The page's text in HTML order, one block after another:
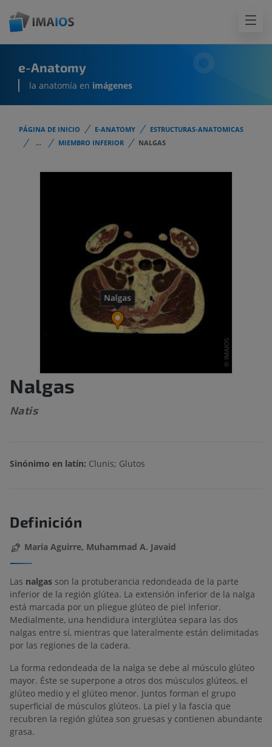
e-Anatomy
la anatomía en imágenes
PÁGINA DE INICIO E-ANATOMY
ESTRUCTURAS-ANATOMICAS
...
MIEMBRO INFERIOR NALGAS
Nalgas
Natis
Sinónimo en latín: Clunis; Glutos
Definición
Maria Aguirre, Muhammad A. Javaid
Las nalgas son la protuberancia redondeada de la parte
inferior de la región glútea. La extensión inferior de la nalga
está marcada por un pliegue glúteo de piel inferior.
Medialmente, una hendidura interglútea separa las dos
nalgas entre sí, mientras que lateralmente están delimitadas
por las regiones de la cadera.
La forma redondeada de la nalga se debe al músculo glúteo
mayor. Éste se superpone a otros dos músculos glúteos, el
glúteo medio y el glúteo menor. Juntos forman el grupo
superficial de músculos glúteos. La piel y la fascia que
recubren la región glútea son gruesas y contienen abundante
grasa.